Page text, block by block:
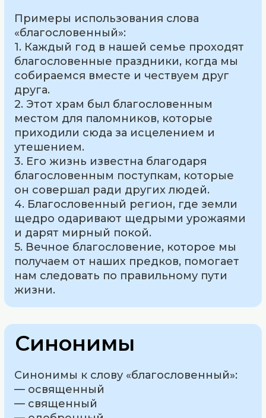
Примеры использования слова
«благословенный»:
1. Каждый год в нашей семье проходят
благословенные праздники, когда мы
собираемся вместе и чествуем друг
друга.
2. Этот храм был благословенным
местом для паломников, которые
приходили сюда за исцелением и
утешением.
3. Его жизнь известна благодаря
благословенным поступкам, которые
он совершал ради других людей.
4. Благословенный регион, где земли
щедро одаривают щедрыми урожаями
и дарят мирный покой.
5. Вечное благословение, которое мы
получаем от наших предков, помогает
нам следовать по правильному пути
жизни.
Синонимы
Синонимы к слову «благословенный»:
— освященный
— священный